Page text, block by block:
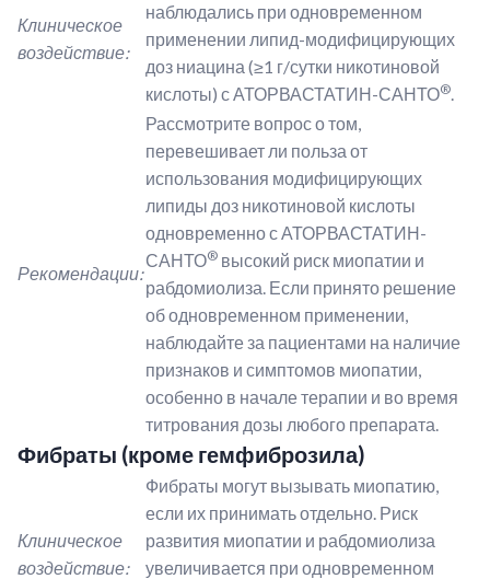
Клиническое
воздействие:
наблюдались при одновременном
применении липид-модифицирующих
доз ниацина (≥1 г/сутки никотиновой
кислоты) с АТОРВАСТАТИН-САНТО®.
Рекомендации:
Рассмотрите вопрос о том,
перевешивает ли польза от
использования модифицирующих
липиды доз никотиновой кислоты
одновременно с АТОРВАСТАТИН-
САНТО® высокий риск миопатии и
рабдомиолиза. Если принято решение
об одновременном применении,
наблюдайте за пациентами на наличие
признаков и симптомов миопатии,
особенно в начале терапии и во время
титрования дозы любого препарата.
Фибраты (кроме гемфиброзила)
Клиническое
воздействие:
Фибраты могут вызывать миопатию,
если их принимать отдельно. Риск
развития миопатии и рабдомиолиза
увеличивается при одновременном